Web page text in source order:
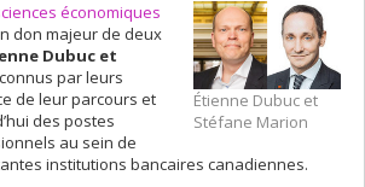
Étienne Dubuc et
Stéfane Marion
économiques
don majeur de deux
Dubuc et
par leurs
de leur parcours et
des postes
au sein de
institutions bancaires canadiennes.